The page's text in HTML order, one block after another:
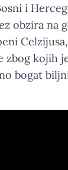
i
obzira na
zbog kojih
bogat